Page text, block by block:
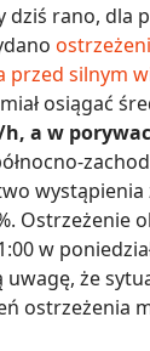
dziś rano, dla
przed silnym
osiągać
a w
wystąpienia
Ostrzeżenie
w
uwagę, że
ostrzeżenia